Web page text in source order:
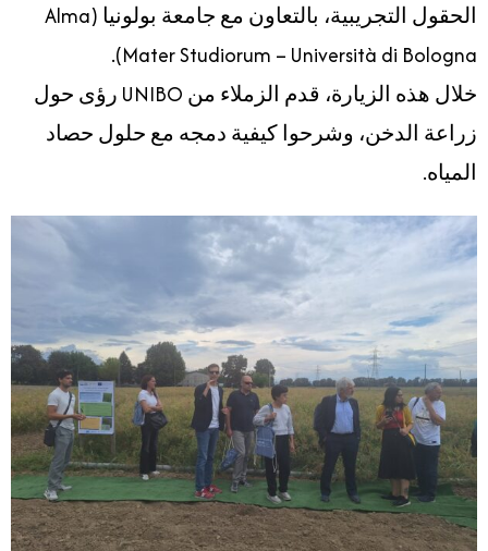
الحقول التجريبية، بالتعاون مع جامعة بولونيا (Alma
Mater Studiorum – Università di Bologna).
خلال هذه الزيارة، قدم الزملاء من UNIBO رؤى حول
زراعة الدخن، وشرحوا كيفية دمجه مع حلول حصاد
المياه.